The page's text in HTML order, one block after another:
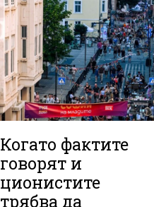
Когато фактите
говорят и
ционистите
трябва да